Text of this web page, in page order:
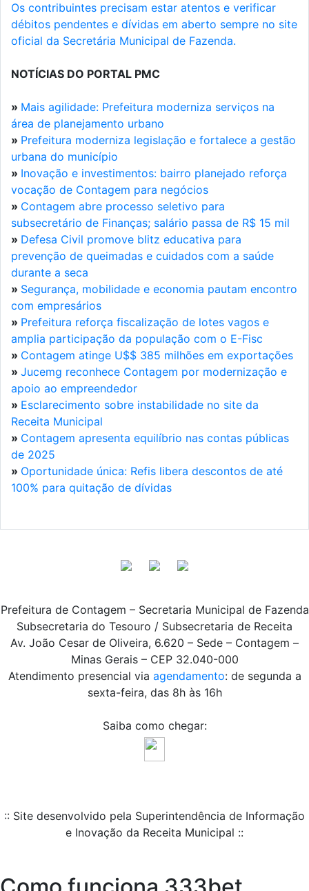
Os contribuintes precisam estar atentos e verificar
débitos pendentes e dívidas em aberto sempre no site
oficial da Secretária Municipal de Fazenda.
NOTÍCIAS DO PORTAL PMC
» Mais agilidade: Prefeitura moderniza serviços na
área de planejamento urbano
» Prefeitura moderniza legislação e fortalece a gestão
urbana do município
» Inovação e investimentos: bairro planejado reforça
vocação de Contagem para negócios
» Contagem abre processo seletivo para
subsecretário de Finanças; salário passa de R$ 15 mil
» Defesa Civil promove blitz educativa para
prevenção de queimadas e cuidados com a saúde
durante a seca
» Segurança, mobilidade e economia pautam encontro
com empresários
» Prefeitura reforça fiscalização de lotes vagos e
amplia participação da população com o E-Fisc
» Contagem atinge U$$ 385 milhões em exportações
» Jucemg reconhece Contagem por modernização e
apoio ao empreendedor
» Esclarecimento sobre instabilidade no site da
Receita Municipal
» Contagem apresenta equilíbrio nas contas públicas
de 2025
» Oportunidade única: Refis libera descontos de até
100% para quitação de dívidas
Prefeitura de Contagem – Secretaria Municipal de Fazenda
Subsecretaria do Tesouro / Subsecretaria de Receita
Av. João Cesar de Oliveira, 6.620 – Sede – Contagem –
Minas Gerais – CEP 32.040-000
Atendimento presencial via agendamento: de segunda a
sexta-feira, das 8h às 16h
Saiba como chegar:
:: Site desenvolvido pela Superintendência de Informação
e Inovação da Receita Municipal ::